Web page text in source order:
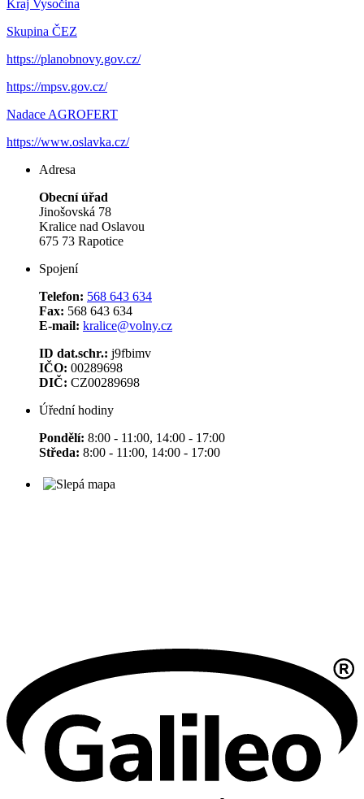
Kraj Vysočina
Skupina ČEZ
https://planobnovy.gov.cz/
https://mpsv.gov.cz/
Nadace AGROFERT
https://www.oslavka.cz/
Adresa
Obecní úřad
Jinošovská 78
Kralice nad Oslavou
675 73 Rapotice
Spojení
Telefon: 568 643 634
Fax: 568 643 634
E-mail: kralice@volny.cz
ID dat.schr.: j9fbimv
IČO: 00289698
DIČ: CZ00289698
Úřední hodiny
Pondělí: 8:00 - 11:00, 14:00 - 17:00
Středa: 8:00 - 11:00, 14:00 - 17:00